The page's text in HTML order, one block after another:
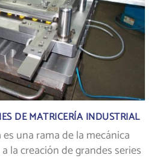
DE MATRICERÍA INDUSTRIAL
una rama de la mecánica
la creación de grandes series